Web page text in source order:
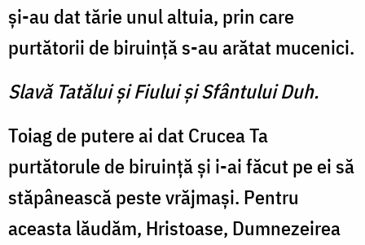
şi-au dat tărie unul altuia, prin care
purtătorii de biruinţă s-au arătat mucenici.
Slavă Tatălui şi Fiului şi Sfântului Duh.
Toiag de putere ai dat Crucea Ta
purtătorule de biruinţă şi i-ai făcut pe ei să
stăpânească peste vrăjmaşi. Pentru
aceasta lăudăm, Hristoase, Dumnezeirea